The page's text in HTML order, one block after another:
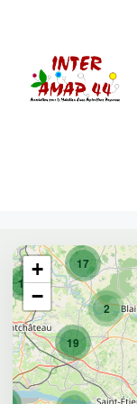
content
17
2
10
19
+
−